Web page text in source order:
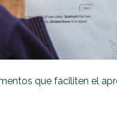
que faciliten el